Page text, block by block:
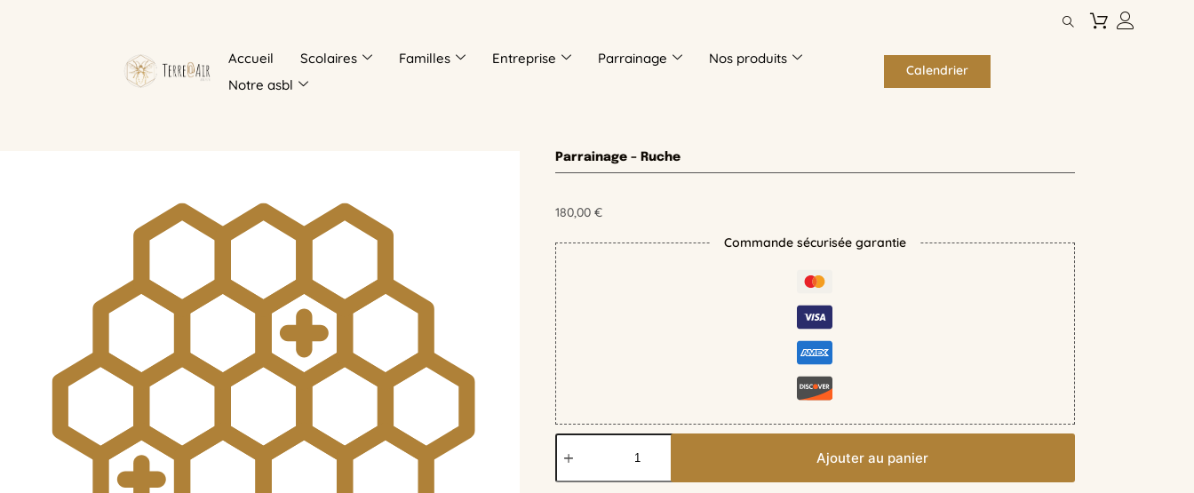
Accueil Scolaires Familles Entreprise Parrainage
Nos produits
Notre asbl
Calendrier
Parrainage – Ruche
180,00 €
Commande sécurisée garantie
Ajouter au panier